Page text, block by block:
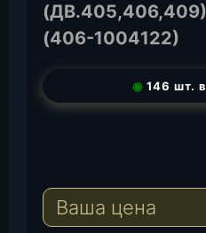
(406-1004122)
◉ 146 шт.
e
r
a
s
a
Ваша цена